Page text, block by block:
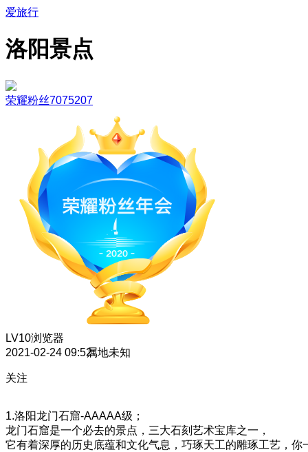
爱旅行
洛阳景点
荣耀粉丝7075207
LV10浏览器
2021-02-24 09:52属地未知
关注
1.洛阳龙门石窟-AAAAA级；
龙门石窟是一个必去的景点，三大石刻艺术宝库之一，
它有着深厚的历史底蕴和文化气息，巧琢天工的雕琢工艺，你